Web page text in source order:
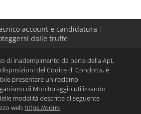
account e candidatura |
dalle truffe
di inadempimento da parte della ApL
del Codice di Condotta, è
presentare un reclamo
di Monitoraggio utilizzando
modalità descritte al seguente
web https://odm-